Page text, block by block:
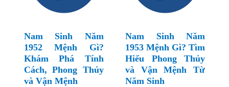
Nam Sinh Năm
1952 Mệnh Gì?
Khám Phá Tính
Cách, Phong Thủy
và Vận Mệnh
Nam Sinh Năm
1953 Mệnh Gì? Tìm
Hiểu Phong Thủy
và Vận Mệnh Từ
Năm Sinh